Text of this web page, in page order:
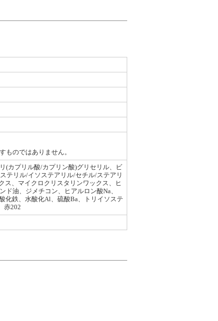
のではありません。
(カプリル酸/カプリン酸)グリセリル、ビ
テリル/イソステアリル/セチル/ステアリ
ス、マイクロクリスタリンワックス、ヒ
油、ジメチコン、ヒアルロン酸Na、
化鉄、水酸化Al、硫酸Ba、トリイソステ
赤202